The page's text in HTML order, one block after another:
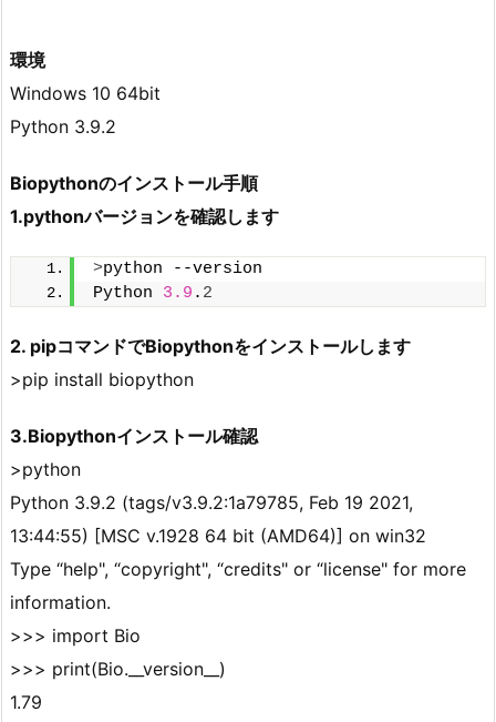
環境
Windows 10 64bit
Python 3.9.2
Biopythonのインストール手順
1.pythonバージョンを確認します
>python --version
Python 3.9 . 2
2. pipコマンドでBiopythonをインストールします
>pip install biopython
3.Biopythonインストール確認
>python
Python 3.9.2 (tags/v3.9.2:1a79785, Feb 19 2021,
13:44:55) [MSC v.1928 64 bit (AMD64)] on win32
Type “help", “copyright", “credits" or “license" for more
information.
>>> import Bio
>>> print(Bio.__version__)
1.79